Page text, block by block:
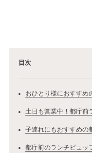
目次
おひとり様におすすめ
土日も営業中！都庁前
子連れにもおすすめの
都庁前のランチビュッ